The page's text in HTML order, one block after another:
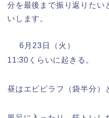
分を最後まで振り返りたい
いします。
6月23日（火）
11:30くらいに起きる。
昼はエビピラフ（袋半分）